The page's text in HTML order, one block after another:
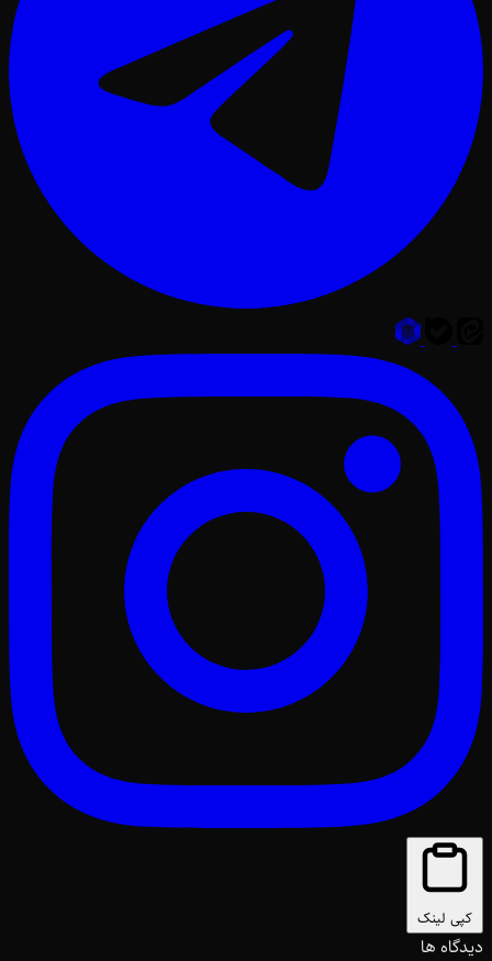
کپی لینک
دیدگاه ها